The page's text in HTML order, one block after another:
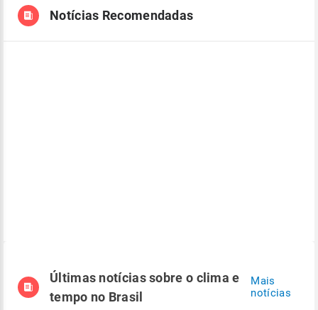
Notícias Recomendadas
Últimas notícias sobre o clima e
tempo no Brasil
Mais
notícias